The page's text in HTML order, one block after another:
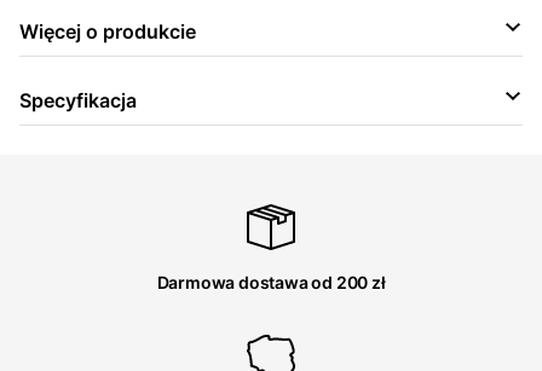
Więcej o produkcie
Specyfikacja
Darmowa dostawa od 200 zł